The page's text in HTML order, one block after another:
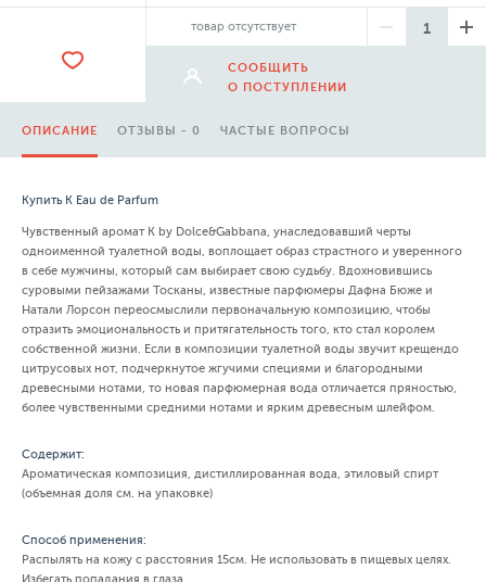
товар отсутствует
СООБЩИТЬ
О ПОСТУПЛЕНИИ
ОПИСАНИЕ ОТЗЫВЫ - 0 ЧАСТЫЕ ВОПРОСЫ
Купить K Eau de Parfum
Чувственный аромат K by Dolce&Gabbana, унаследовавший черты
одноименной туалетной воды, воплощает образ страстного и уверенного
в себе мужчины, который сам выбирает свою судьбу. Вдохновившись
суровыми пейзажами Тосканы, известные парфюмеры Дафна Бюже и
Натали Лорсон переосмыслили первоначальную композицию, чтобы
отразить эмоциональность и притягательность того, кто стал королем
собственной жизни. Если в композиции туалетной воды звучит крещендо
цитрусовых нот, подчеркнутое жгучими специями и благородными
древесными нотами, то новая парфюмерная вода отличается пряностью,
более чувственными средними нотами и ярким древесным шлейфом.
Содержит:
Ароматическая композиция, дистиллированная вода, этиловый спирт
(объемная доля см. на упаковке)
Способ применения:
Распылять на кожу с расстояния 15см. Не использовать в пищевых целях.